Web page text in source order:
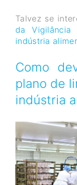
Talvez se
da Vigilância
indústria
Como
plano de
indústria